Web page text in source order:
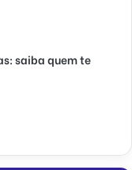
saiba quem te